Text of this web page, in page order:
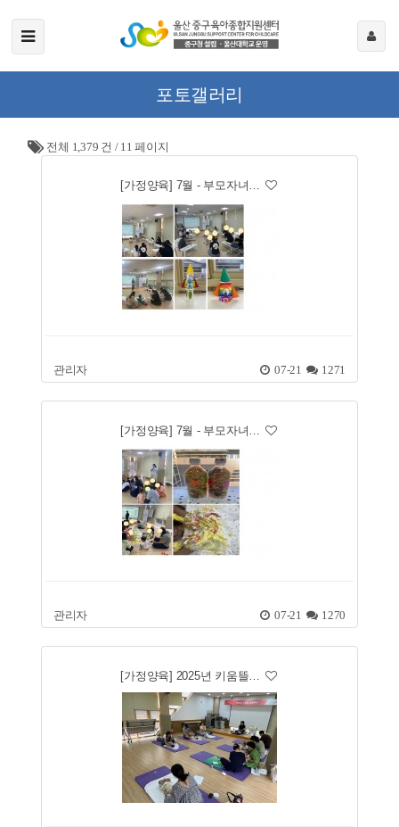
포토갤러리
전체 1,379 건 / 11 페이지
[가정양육] 7월 - 부모자녀…
관리자 07-21 1271
[가정양육] 7월 - 부모자녀…
관리자 07-21 1270
[가정양육] 2025년 키움뜰…